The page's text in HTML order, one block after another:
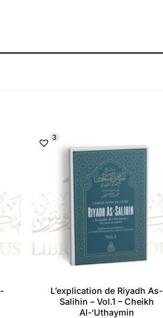
3
L’explication de Riyadh As-
Salihin – Vol.1 – Cheikh
Al-‘Uthaymin